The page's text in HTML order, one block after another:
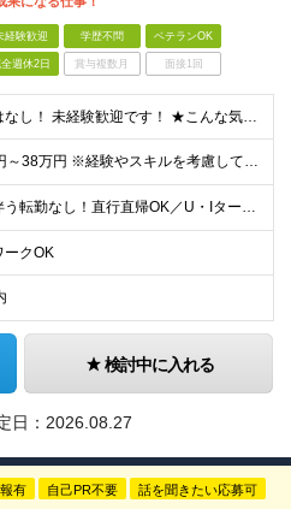
経験歓迎 学歴不問 ベテランOK
週休2日 賞与複数月 面接1回
必須条件はなし！ 未経験歓迎です！ ★こんな気持ち、ありませんか？ □毎月の数字に追われるのがしんどい □売って終わりの関係にモヤモヤする □お客様ともっと長く付き合いたい □IT業界に興味はある
月給24万円～38万円 ※経験やスキルを考慮して決定します ※試用期間6ヵ月（期間中の待遇、雇用形態に差異なし）
【転居を伴う転勤なし！直行直帰OK／U・Iターン歓迎】 大阪府大阪市北区梅田2-5-6 桜橋八千代ビル 3階 (変更の範囲)上記を除く当社関連勤務地
ークOK
検討中に入れる
日： 2026.08.27
有 自己PR不要 話を聞きたい応募可